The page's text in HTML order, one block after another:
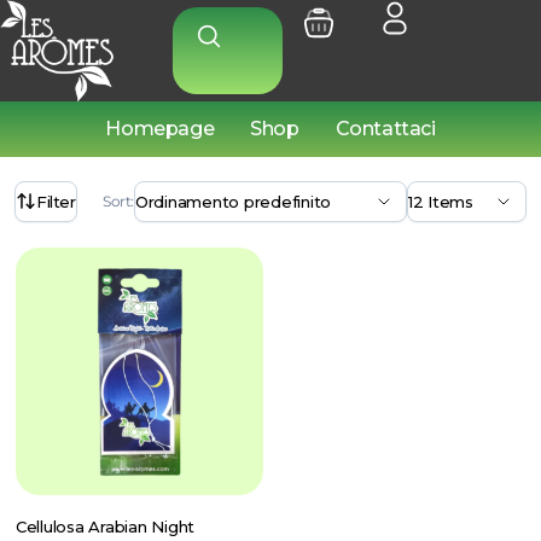
Homepage Shop Contattaci
Filter Sort:
Cellulosa Arabian Night